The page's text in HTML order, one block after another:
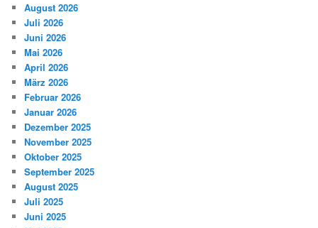
August 2026
Juli 2026
Juni 2026
Mai 2026
April 2026
März 2026
Februar 2026
Januar 2026
Dezember 2025
November 2025
Oktober 2025
September 2025
August 2025
Juli 2025
Juni 2025